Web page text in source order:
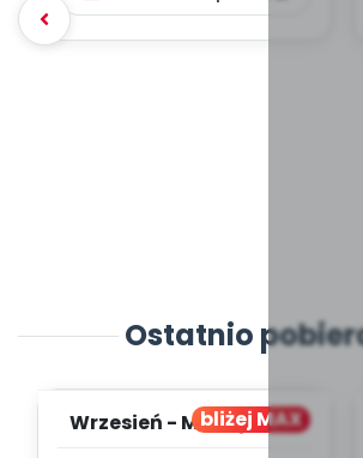
Ostatnio
bliżej MAX
Wrzesień - MIESIĘCZNY